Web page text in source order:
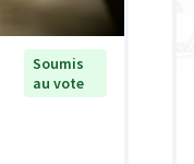
Soumis
au vote